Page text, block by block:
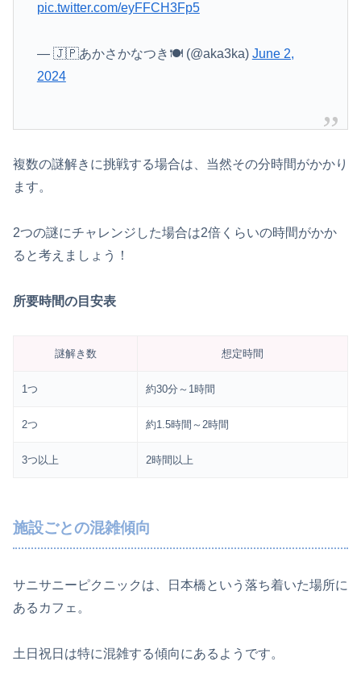
pic.twitter.com/eyFFCH3Fp5
— 🇯🇵あかさかなつき🍽 (@aka3ka) June 2,
2024
複数の謎解きに挑戦する場合は、当然その分時間がかかり
ます。
2つの謎にチャレンジした場合は2倍くらいの時間がかか
ると考えましょう！
所要時間の目安表
謎解き数 想定時間
1つ 約30分～1時間
2つ 約1.5時間～2時間
3つ以上 2時間以上
施設ごとの混雑傾向
サニサニーピクニックは、日本橋という落ち着いた場所に
あるカフェ。
土日祝日は特に混雑する傾向にあるようです。